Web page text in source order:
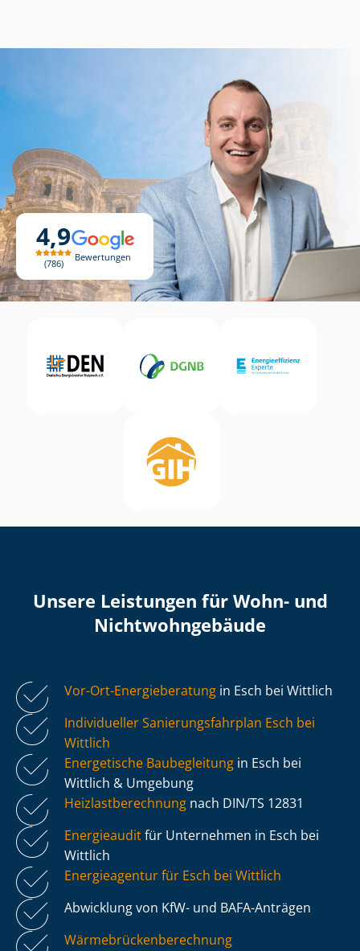
4,9
786
Bewertungen
Unsere Leistungen für Wohn- und
Nicht­wohn­ge­bäu­de
Vor-Ort-Energieberatung in Esch bei Wittlich
Individueller Sa­nie­rungs­fahr­plan Esch bei
Wittlich
Energetische Baubegleitung in Esch bei
Wittlich & Umgebung
Heiz­last­be­rech­nung nach DIN/TS 12831
Energieauditfür Unternehmen in Esch bei
Wittlich
Energieagentur für Esch bei Wittlich
Abwicklung von KfW- und BAFA-Anträgen
Wär­me­brü­cken­be­rech­nung